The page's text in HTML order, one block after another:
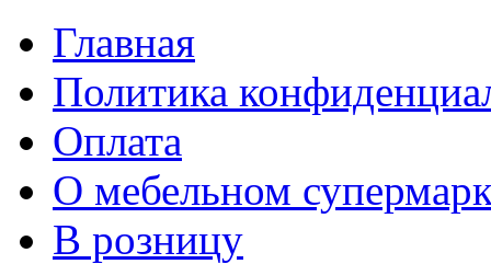
Главная
Политика
Оплата
О мебельном
В розницу